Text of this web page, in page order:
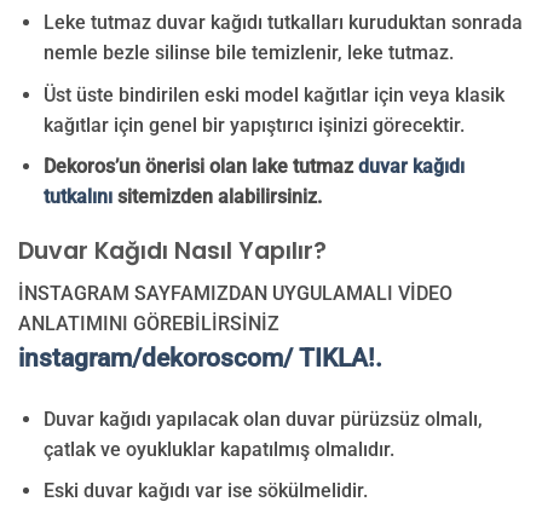
Leke tutmaz duvar kağıdı tutkalları kuruduktan sonrada
nemle bezle silinse bile temizlenir, leke tutmaz.
Üst üste bindirilen eski model kağıtlar için veya klasik
kağıtlar için genel bir yapıştırıcı işinizi görecektir.
Dekoros’un önerisi olan lake tutmazduvar kağıdı
tutkalınısitemizden alabilirsiniz.
Duvar Kağıdı Nasıl Yapılır?
İNSTAGRAM SAYFAMIZDAN UYGULAMALI VİDEO
ANLATIMINI GÖREBİLİRSİNİZ
instagram/dekoroscom/ TIKLA!.
Duvar kağıdı yapılacak olan duvar pürüzsüz olmalı,
çatlak ve oyukluklar kapatılmış olmalıdır.
Eski duvar kağıdı var ise sökülmelidir.